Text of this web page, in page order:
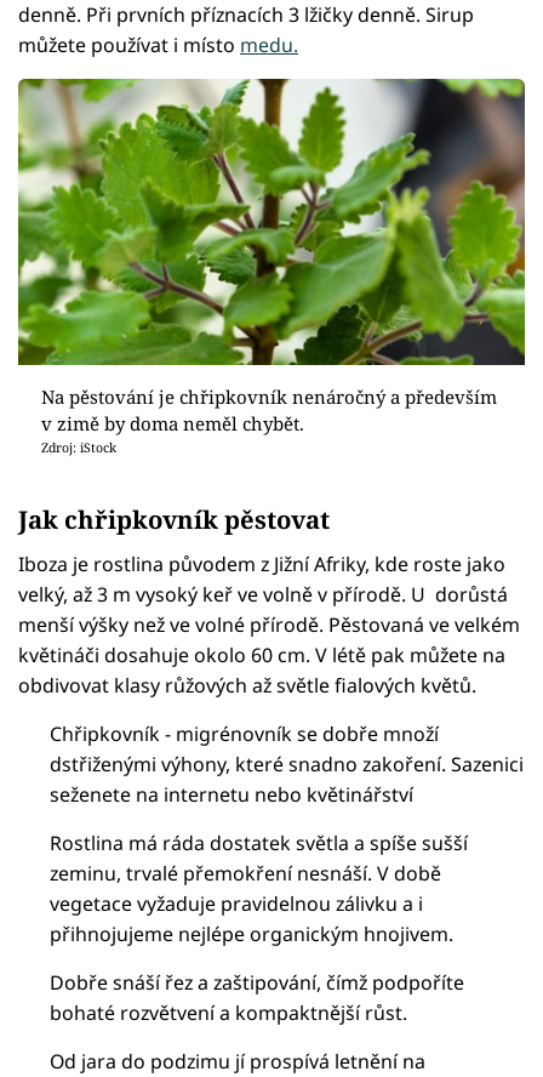
denně. Při prvních příznacích 3 lžičky denně. Sirup
můžete používat i místo medu.
Na pěstování je chřipkovník nenáročný a především
v zimě by doma neměl chybět.
Zdroj: iStock
Jak chřipkovník pěstovat
Iboza je rostlina původem z Jižní Afriky, kde roste jako
velký, až 3 m vysoký keř ve volně v přírodě. U dorůstá
menší výšky než ve volné přírodě. Pěstovaná ve velkém
květináči dosahuje okolo 60 cm. V létě pak můžete na
obdivovat klasy růžových až světle fialových květů.
Chřipkovník - migrénovník se dobře množí
dstřiženými výhony, které snadno zakoření. Sazenici
seženete na internetu nebo květinářství
Rostlina má ráda dostatek světla a spíše sušší
zeminu, trvalé přemokření nesnáší. V době
vegetace vyžaduje pravidelnou zálivku a i
přihnojujeme nejlépe organickým hnojivem.
Dobře snáší řez a zaštipování, čímž podpoříte
bohaté rozvětvení a kompaktnější růst.
Od jara do podzimu jí prospívá letnění na